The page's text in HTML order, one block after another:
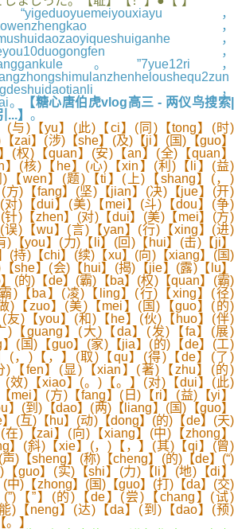
，
，
，
，
。”7yue12ri，
，
。
【糖心唐伯虎vlog高三 - 两仪鸟搜索|
】 。
yu】(此)【ci】(同)【tong】(时)
zai】(涉)【she】(及)【ji】(国)【guo】
(权)【quan】(安)【an】(全)【quan】
】(核)【he】(心)【xin】(利)【li】(益)
)【wen】(题)【ti】(上)【shang】(，)
(方)【fang】(坚)【jian】(决)【jue】(开)
(对)【dui】(美)【mei】(斗)【dou】(争)
(针)【zhen】(对)【dui】(美)【mei】(方)
(误)【wu】(言)【yan】(行)【xing】(进)
)【you】(力)【li】(回)【hui】(击)【ji】
(持)【chi】(续)【xu】(向)【xiang】(国)
she】(会)【hui】(揭)【jie】(露)【lu】
(的)【de】(霸)【ba】(权)【quan】(霸)
)【ba】(凌)【ling】(行)【xing】(径)
)【zuo】(美)【mei】(国)【guo】(的)
(友)【you】(和)【he】(伙)【huo】(伴)
)【guang】(大)【da】(发)【fa】(展)
】(国)【guo】(家)【jia】(的)【de】(工)
(，)【，】(取)【qu】(得)【de】(了)
)【fen】(显)【xian】(著)【zhu】(的)
(效)【xiao】(。)【。】(对)【dui】(此)
mei】(方)【fang】(日)【ri】(益)【yi】
】(到)【dao】(两)【liang】(国)【guo】
(互)【hu】(动)【dong】(的)【de】(天)
在)【zai】(向)【xiang】(中)【zhong】
】(斜)【xie】(，)【，】(其)【qi】(曾)
声)【sheng】(称)【cheng】(的)【de】(“)
【guo】(实)【shi】(力)【li】(地)【di】
中)【zhong】(国)【guo】(打)【da】(交)
(”)【”】(的)【de】(尝)【chang】(试)
)【neng】(达)【da】(到)【dao】(预)
】